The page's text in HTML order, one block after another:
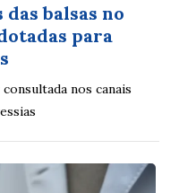
balsas no
para
nos canais